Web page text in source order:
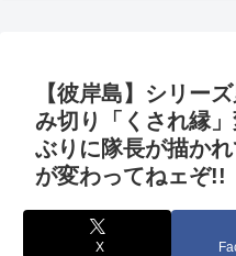
【彼岸島】シリー
み切り「くされ縁
ぶりに隊長が描か
が変わってねェぞ!!
X